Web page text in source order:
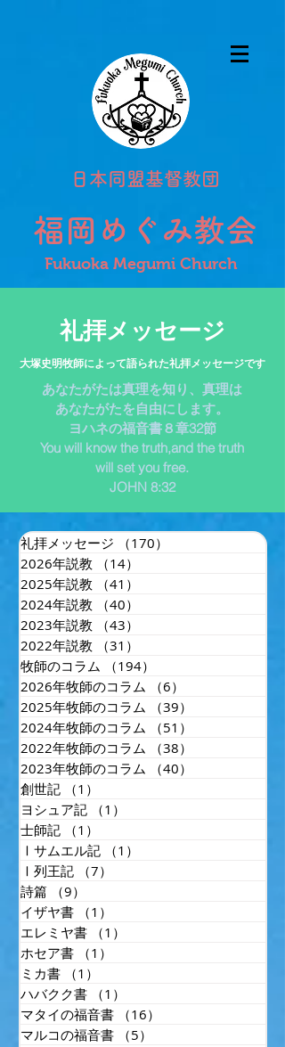
日本同盟基督教団
福岡めぐみ教会
Fukuoka Megumi Church
礼拝メッセージ​
​大塚史明牧師によって語られた礼拝メッセージです
あなたがたは真理を知り、真理は
あなたがたを自由にします。
ヨハネの福音書８章32節
You will know the truth,and the truth
will set you free.
JOHN 8:32
礼拝メッセージ （170）
2026年説教
（14）
2025年説教
（41）
2024年説教
（40）
2023年説教
（43）
2022年説教
（31）
牧師のコラム
（194）
2026年牧師のコラム
（6）
2025年牧師のコラム
（39）
2024年牧師のコラム
（51）
2022年牧師のコラム
（38）
2023年牧師のコラム
（40）
創世記
（1）
ヨシュア記
（1）
士師記
（1）
Ⅰサムエル記
（1）
Ⅰ列王記
（7）
詩篇
（9）
イザヤ書
（1）
エレミヤ書
（1）
ホセア書
（1）
ミカ書
（1）
ハバクク書
（1）
マタイの福音書
（16）
マルコの福音書
（5）